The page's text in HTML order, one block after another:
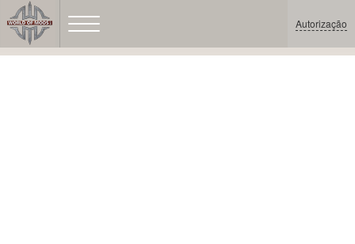
Autorização